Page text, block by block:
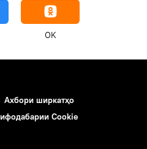
OK
Ахбори ширкатҳо
Cookie